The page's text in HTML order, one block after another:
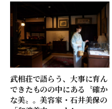
武相荘で語らう、大事に育ん
できたものの中にある〝確か
な美〟。美容家・石井美保の